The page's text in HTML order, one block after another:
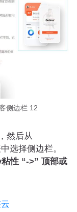
侧边栏 12
然后从
选择侧边栏。
性 “->” 顶部或